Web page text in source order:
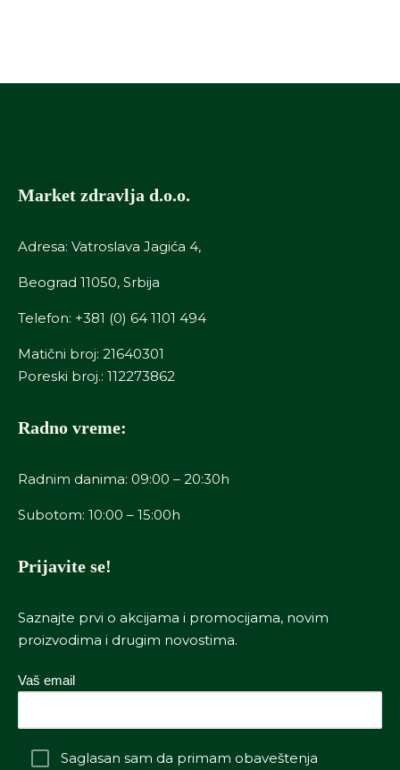
Market zdravlja d.o.o.
Adresa: Vatroslava Jagića 4,
Beograd 11050, Srbija
Telefon: +381 (0) 64 1101 494
Matični broj: 21640301
Poreski broj.: 112273862
Radno vreme:
Radnim danima: 09:00 – 20:30h
Subotom: 10:00 – 15:00h
Prijavite se!
Saznajte prvi o akcijama i promocijama, novim
proizvodima i drugim novostima.
Vaš email
Saglasan sam da primam obaveštenja